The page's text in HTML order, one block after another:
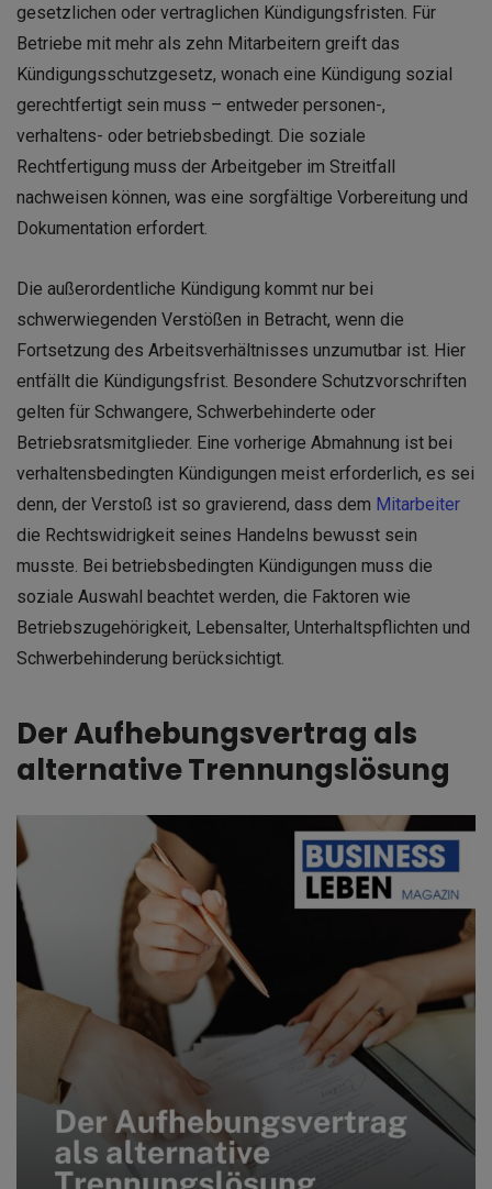
gesetzlichen oder vertraglichen Kündigungsfristen. Für
Betriebe mit mehr als zehn Mitarbeitern greift das
Kündigungsschutzgesetz, wonach eine Kündigung sozial
gerechtfertigt sein muss – entweder personen-,
verhaltens- oder betriebsbedingt. Die soziale
Rechtfertigung muss der Arbeitgeber im Streitfall
nachweisen können, was eine sorgfältige Vorbereitung und
Dokumentation erfordert.
Die außerordentliche Kündigung kommt nur bei
schwerwiegenden Verstößen in Betracht, wenn die
Fortsetzung des Arbeitsverhältnisses unzumutbar ist. Hier
entfällt die Kündigungsfrist. Besondere Schutzvorschriften
gelten für Schwangere, Schwerbehinderte oder
Betriebsratsmitglieder. Eine vorherige Abmahnung ist bei
verhaltensbedingten Kündigungen meist erforderlich, es sei
denn, der Verstoß ist so gravierend, dass dem Mitarbeiter
die Rechtswidrigkeit seines Handelns bewusst sein
musste. Bei betriebsbedingten Kündigungen muss die
soziale Auswahl beachtet werden, die Faktoren wie
Betriebszugehörigkeit, Lebensalter, Unterhaltspflichten und
Schwerbehinderung berücksichtigt.
Der Aufhebungsvertrag als
alternative Trennungslösung